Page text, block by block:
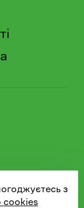
з
cookies